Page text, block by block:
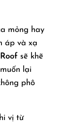
mỏng hay
áp và xạ
sẽ khẽ
lại
phô
vị từ